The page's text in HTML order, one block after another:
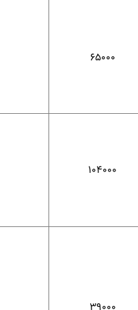
65000
104000